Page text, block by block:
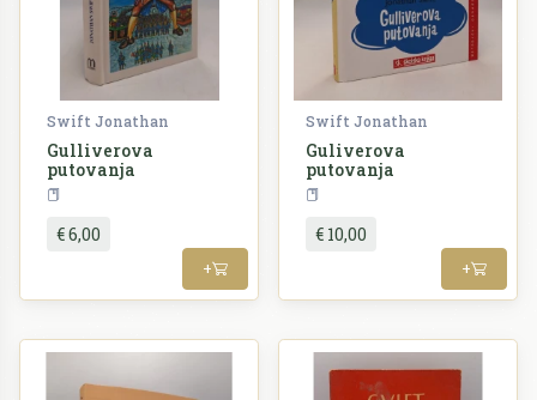
Swift Jonathan
Gulliverova
putovanja
€ 6,00
+
Swift Jonathan
Guliverova
putovanja
€ 10,00
+